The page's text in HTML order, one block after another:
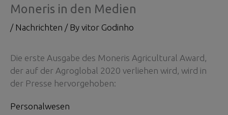
Moneris in den Medien
/ Nachrichten / By vitor Godinho
Die erste Ausgabe des Moneris Agricultural Award,
der auf der Agroglobal 2020 verliehen wird, wird in
der Presse hervorgehoben:
Personalwesen